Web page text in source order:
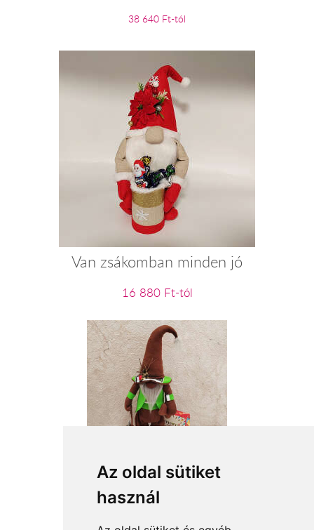
Az oldal sütiket
használ
38 640 Ft-tól
Van zsákomban minden jó
16 880 Ft-tól
Erdőjáró tacskóval
19 400 Ft-tól